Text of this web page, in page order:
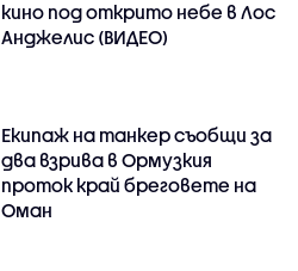
кино под открито небе в Лос
Анджелис (ВИДЕО)
Екипаж на танкер съобщи за
два взрива в Ормузкия
проток край бреговете на
Оман